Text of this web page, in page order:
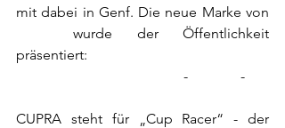
wurde der Öffentlichkeit
präsentiert:
                                               -
-
CUPRA steht für „Cup Racer“ - der